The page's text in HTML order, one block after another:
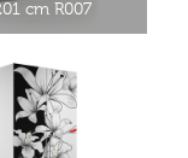
cm R007